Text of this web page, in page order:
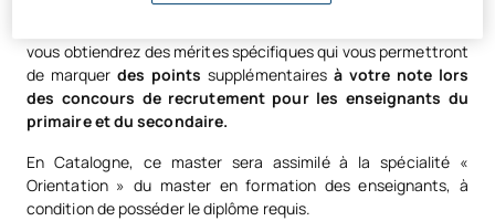
vous obtiendrez des mérites spécifiques qui vous permettront
de marquerdes pointssupplémentaires à votre note lors
des concours de recrutement pour les enseignants du
primaire et du secondaire.
En Catalogne, ce master sera assimilé à la spécialité «
Orientation » du master en formation des enseignants, à
condition de posséder le diplôme requis.